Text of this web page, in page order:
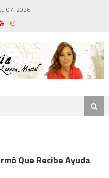
07, 2026
Que Recibe Ayuda